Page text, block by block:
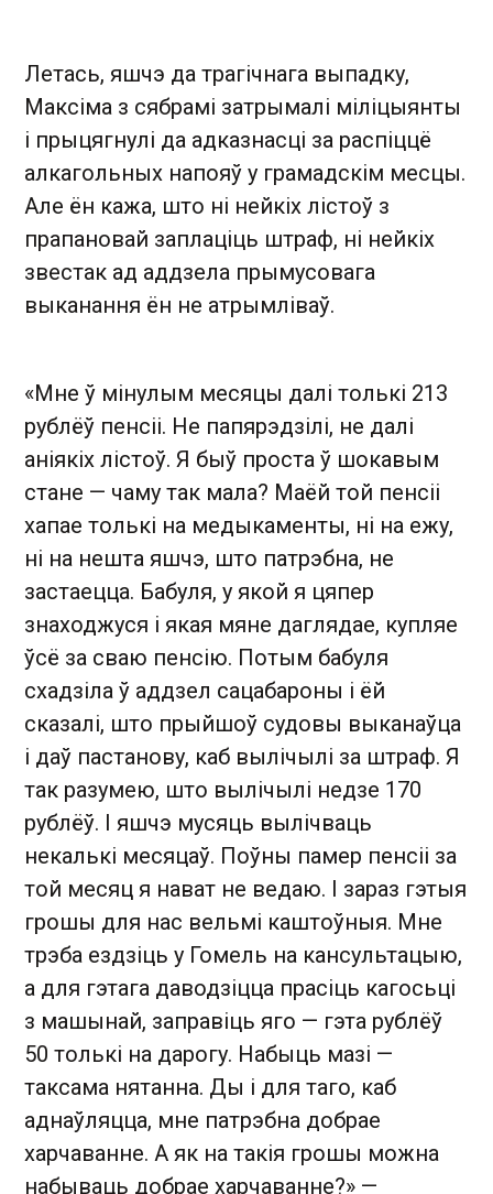
Летась, яшчэ да трагічнага выпадку,
Максіма з сябрамі затрымалі міліцыянты
і прыцягнулі да адказнасці за распіццё
алкагольных напояў у грамадскім месцы.
Але ён кажа, што ні нейкіх лістоў з
прапановай заплаціць штраф, ні нейкіх
звестак ад аддзела прымусовага
выканання ён не атрымліваў.
«Мне ў мінулым месяцы далі толькі 213
рублёў пенсіі. Не папярэдзілі, не далі
аніякіх лістоў. Я быў проста ў шокавым
стане — чаму так мала? Маёй той пенсіі
хапае толькі на медыкаменты, ні на ежу,
ні на нешта яшчэ, што патрэбна, не
застаецца. Бабуля, у якой я цяпер
знаходжуся і якая мяне даглядае, купляе
ўсё за сваю пенсію. Потым бабуля
схадзіла ў аддзел сацабароны і ёй
сказалі, што прыйшоў судовы выканаўца
і даў пастанову, каб вылічылі за штраф. Я
так разумею, што вылічылі недзе 170
рублёў. І яшчэ мусяць вылічваць
некалькі месяцаў. Поўны памер пенсіі за
той месяц я нават не ведаю. І зараз гэтыя
грошы для нас вельмі каштоўныя. Мне
трэба ездзіць у Гомель на кансультацыю,
а для гэтага даводзіцца прасіць кагосьці
з машынай, заправіць яго — гэта рублёў
50 толькі на дарогу. Набыць мазі —
таксама нятанна. Ды і для таго, каб
аднаўляцца, мне патрэбна добрае
харчаванне. А як на такія грошы можна
набываць добрае харчаванне?» —